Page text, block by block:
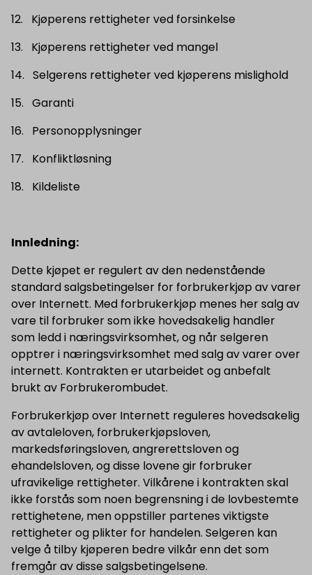
12. Kjøperens rettigheter ved forsinkelse
13. Kjøperens rettigheter ved mangel
14. Selgerens rettigheter ved kjøperens mislighold
15. Garanti
16. Personopplysninger
17. Konfliktløsning
18. Kildeliste
Innledning:
Dette kjøpet er regulert av den nedenstående
standard salgsbetingelser for forbrukerkjøp av varer
over Internett. Med forbrukerkjøp menes her salg av
vare til forbruker som ikke hovedsakelig handler
som ledd i næringsvirksomhet, og når selgeren
opptrer i næringsvirksomhet med salg av varer over
internett. Kontrakten er utarbeidet og anbefalt
brukt av Forbrukerombudet.
Forbrukerkjøp over Internett reguleres hovedsakelig
av avtaleloven, forbrukerkjøpsloven,
markedsføringsloven, angrerettsloven og
ehandelsloven, og disse lovene gir forbruker
ufravikelige rettigheter. Vilkårene i kontrakten skal
ikke forstås som noen begrensning i de lovbestemte
rettighetene, men oppstiller partenes viktigste
rettigheter og plikter for handelen. Selgeren kan
velge å tilby kjøperen bedre vilkår enn det som
fremgår av disse salgsbetingelsene.